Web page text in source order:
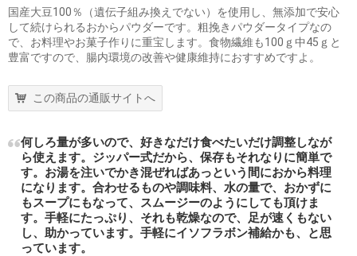
国産大豆100％（遺伝子組み換えでない）を使用し、無添加で安心
して続けられるおからパウダーです。粗挽きパウダータイプなの
で、お料理やお菓子作りに重宝します。食物繊維も100ｇ中45ｇと
豊富ですので、腸内環境の改善や健康維持におすすめですよ。
この商品の通販サイトへ
何しろ量が多いので、好きなだけ食べたいだけ調整しなが
ら使えます。ジッパー式だから、保存もそれなりに簡単で
す。お湯を注いでかき混ぜればあっという間におから料理
になります。合わせるものや調味料、水の量で、おかずに
もスープにもなって、スムージーのようにしても頂けま
す。手軽にたっぷり、それも乾燥なので、足が速くもない
し、助かっています。手軽にイソフラボン補給かも、と思
っています。